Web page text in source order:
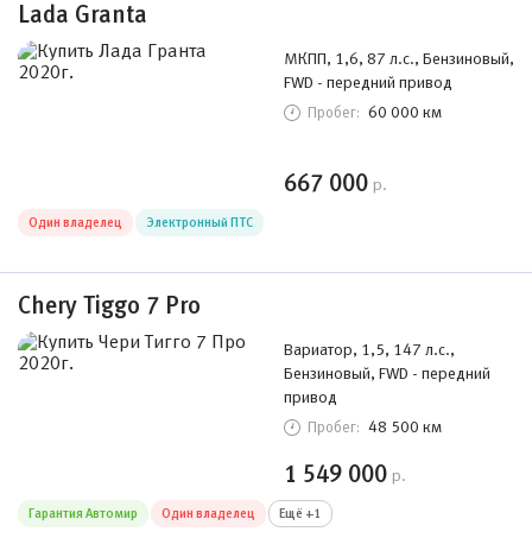
Lada Granta
МКПП, 1,6, 87 л.с., Бензиновый,
FWD - передний привод
Пробег: 60 000 км
667 000 р.
Один владелец Электронный ПТС
Chery Tiggo 7 Pro
Вариатор, 1,5, 147 л.с.,
Бензиновый, FWD - передний
привод
Пробег: 48 500 км
1 549 000 р.
Гарантия Автомир Один владелец Ещё +1